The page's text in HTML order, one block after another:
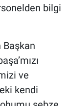
bilgi
Başkan
ve
kendi